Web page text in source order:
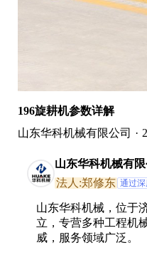
196旋耕机参数详解
山东华科机械有限公司 ·
山东华科机械有限
法人:郑修东 通过
山东华科机械，位于
立，专营多种工程机
威，服务领域广泛。